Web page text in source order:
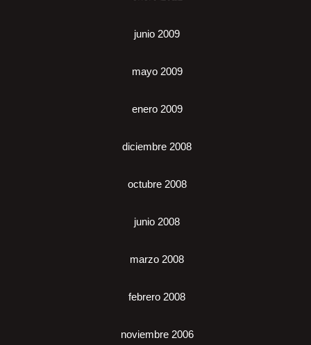
junio 2009
mayo 2009
enero 2009
diciembre 2008
octubre 2008
junio 2008
marzo 2008
febrero 2008
noviembre 2006